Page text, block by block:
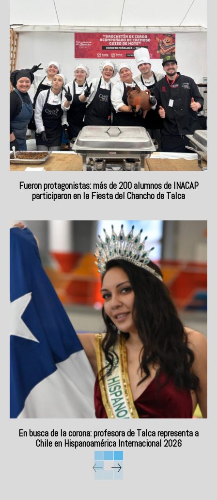
Fueron protagonistas: más de 200 alumnos de INACAP
participaron en la Fiesta del Chancho de Talca
En busca de la corona: profesora de Talca representa a
Chile en Hispanoamérica Internacional 2026